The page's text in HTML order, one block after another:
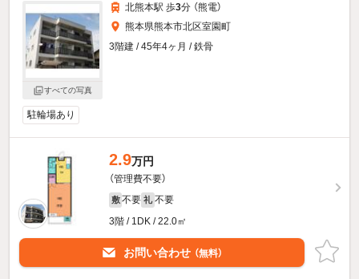
すべての写真
北熊本駅 歩3分 （熊電）
熊本県熊本市北区室園町
3階建 / 45年4ヶ月 / 鉄骨
駐輪場あり
2.9万円
（管理費不要）
敷 不要 礼 不要
3階 / 1DK / 22.0㎡
お問い合わせ （無料）